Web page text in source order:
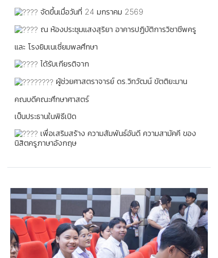
จัดขึ้นเมื่อวันที่ 24 มกราคม 2569
ณ ห้องประชุมแสงสุริยา อาคารปฏิบัติการวิชาชีพครู
และ โรงยิมเนเซี่ยมพลศึกษา
ได้รับเกียรติจาก
ผู้ช่วยศาสตราจารย์ ดร.วิทวัฒน์ ขัตติยะมาน
คณบดีคณะศึกษาศาสตร์
เป็นประธานในพิธีเปิด
เพื่อเสริมสร้าง ความสัมพันธ์อันดี ความสามัคคี ของ
นิสิตครูภาษาอังกฤษ